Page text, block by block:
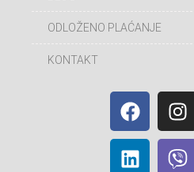
ODLOŽENO PLAĆANJE
KONTAKT